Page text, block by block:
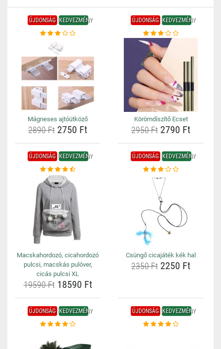
ÚJDONSÁG KEDVEZMÉNY
Mágneses ajtóütköző
2890 Ft 2750 Ft
ÚJDONSÁG KEDVEZMÉNY
Körömdíszítő Ecset
2950 Ft 2790 Ft
ÚJDONSÁG KEDVEZMÉNY
Macskahordozó, cicahordozó
pulcsi, macskás pulóver,
cicás pulcsi XL
19590 Ft18590 Ft
ÚJDONSÁG KEDVEZMÉNY
Csüngő cicajáték kék hal
2350 Ft 2250 Ft
ÚJDONSÁG KEDVEZMÉNY ÚJDONSÁG KEDVEZMÉNY